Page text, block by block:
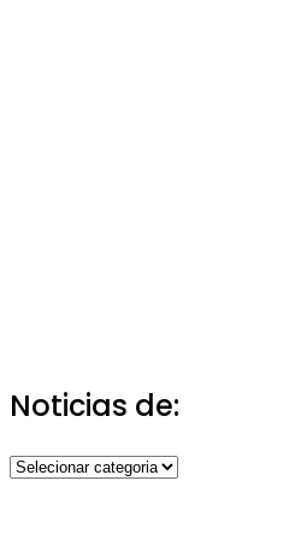
Noticias de:
Noticias